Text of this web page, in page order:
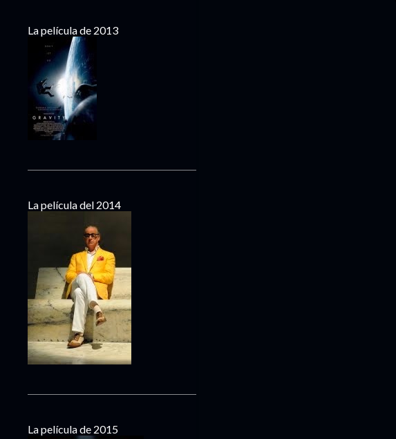
La película de 2013
La película del 2014
La película de 2015